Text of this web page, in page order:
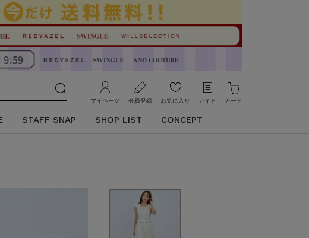
マイページ 会員登録 お気に入り ガイド カート
STAFF SNAP SHOP LIST CONCEPT